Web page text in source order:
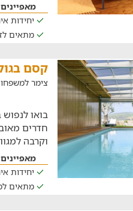
מאפיינים
יחידות
מתאים
קסם
צימר
בואו
חדרים
וקרבה
מאפיינים
יחידות
מתאים